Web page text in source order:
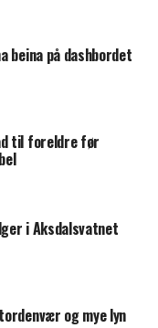
beina på dashbordet
til foreldre før
i Aksdalsvatnet
og mye lyn